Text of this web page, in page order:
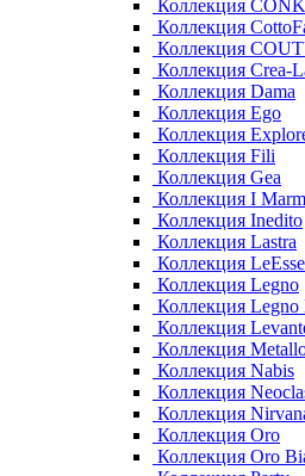
Коллекция
Коллекция
Коллекция
Коллекция Crea-
Коллекция Dama
Коллекция Ego
Коллекция
Коллекция Fili
Коллекция Gea
Коллекция I
Коллекция Inedito
Коллекция Lastra
Коллекция
Коллекция Legno
Коллекция Legno
Коллекция
Коллекция
Коллекция Nabis
Коллекция
Коллекция
Коллекция Oro
Коллекция Oro